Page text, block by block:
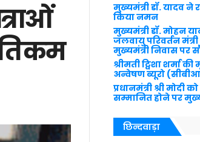
कम
मुख्यमंत्री डॉ. यादव ने
किया नमन
मुख्यमंत्री डॉ. मोहन
जलवायु परिवर्तन मंत्री
मुख्यमंत्री निवास पर
श्रीमती ट्विशा शर्मा
अन्वेषण ब्यूरो
प्रधानमंत्री श्री
सम्मानित होने पर
छिन्दवाड़ा